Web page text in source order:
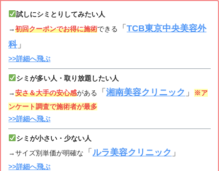
試しにシミとりしてみたい人
→初回クーポンでお得に施術できる 「TCB東京中央美容外
科」
>>詳細へ飛ぶ
シミが多い人・取り放題したい人
→安さ＆大手の安心感がある 「湘南美容クリニック 」※ア
ンケート調査で施術者が最多
>>詳細へ飛ぶ
シミが小さい・少ない人
→サイズ別単価が明確な
「 ルラ美容クリニック 」
>>詳細へ飛ぶ